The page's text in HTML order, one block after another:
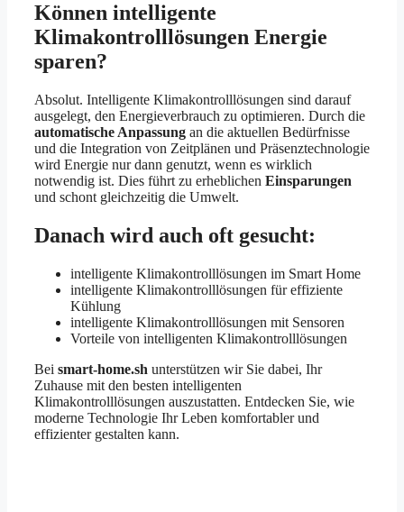
Können intelligente
Klimakontrolllösungen Energie
sparen?
Absolut. Intelligente Klimakontrolllösungen sind darauf
ausgelegt, den Energieverbrauch zu optimieren. Durch die
automatische Anpassung an die aktuellen Bedürfnisse
und die Integration von Zeitplänen und Präsenztechnologie
wird Energie nur dann genutzt, wenn es wirklich
notwendig ist. Dies führt zu erheblichen Einsparungen
und schont gleichzeitig die Umwelt.
Danach wird auch oft gesucht:
intelligente Klimakontrolllösungen im Smart Home
intelligente Klimakontrolllösungen für effiziente
Kühlung
intelligente Klimakontrolllösungen mit Sensoren
Vorteile von intelligenten Klimakontrolllösungen
Bei smart-home.sh unterstützen wir Sie dabei, Ihr
Zuhause mit den besten intelligenten
Klimakontrolllösungen auszustatten. Entdecken Sie, wie
moderne Technologie Ihr Leben komfortabler und
effizienter gestalten kann.